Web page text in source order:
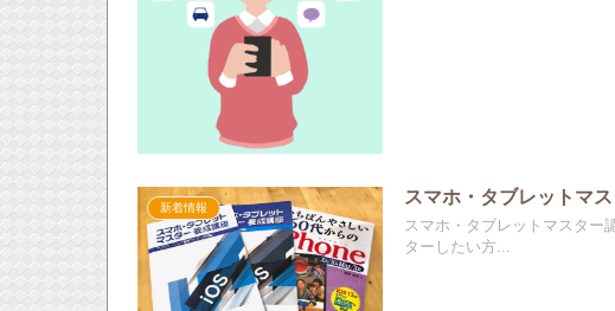
新着情報
スマホ・タブレットマ
スマホ・タブレットマスター
ターしたい方...